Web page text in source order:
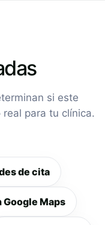
si este
para tu clínica.
de cita
Google Maps